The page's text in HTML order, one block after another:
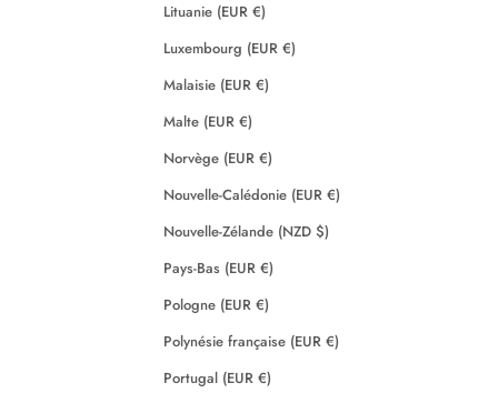
Lituanie (EUR €)
Luxembourg (EUR €)
Malaisie (EUR €)
Malte (EUR €)
Norvège (EUR €)
Nouvelle-Calédonie (EUR €)
Nouvelle-Zélande (NZD $)
Pays-Bas (EUR €)
Pologne (EUR €)
Polynésie française (EUR €)
Portugal (EUR €)